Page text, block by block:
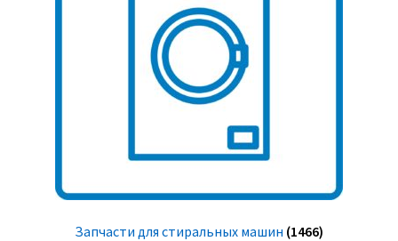
Запчасти для стиральных машин (1466)